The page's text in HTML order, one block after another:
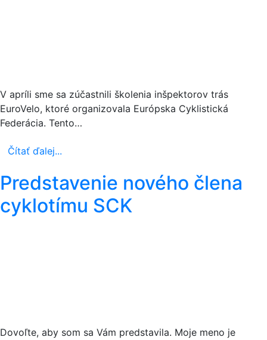
V apríli sme sa zúčastnili školenia inšpektorov trás
EuroVelo, ktoré organizovala Európska Cyklistická
Federácia. Tento…
Čítať ďalej...
Predstavenie nového člena
cyklotímu SCK
Dovoľte, aby som sa Vám predstavila. Moje meno je